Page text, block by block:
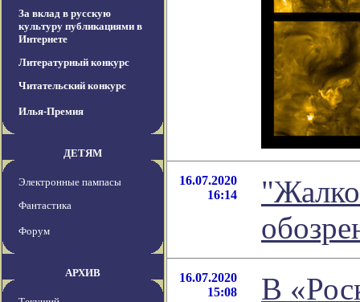
За вклад в русскую
культуру публикациями в
Интернете
Литературный конкурс
Читательский конкурс
Илья-Премия
ДЕТЯМ
Электронные пампасы
Фантастика
Форум
АРХИВ
16.07.2020
16:14
16.07.2020
15:08
В